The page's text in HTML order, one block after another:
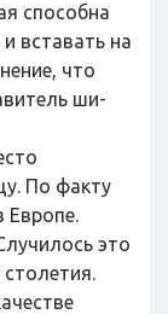
способна
вставать на
что
ши-
По факту
Европе.
это